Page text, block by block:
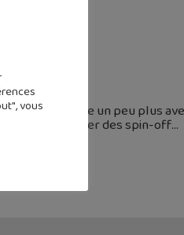
plus
se montre un peu plus
Ce premier des spin-off
vous